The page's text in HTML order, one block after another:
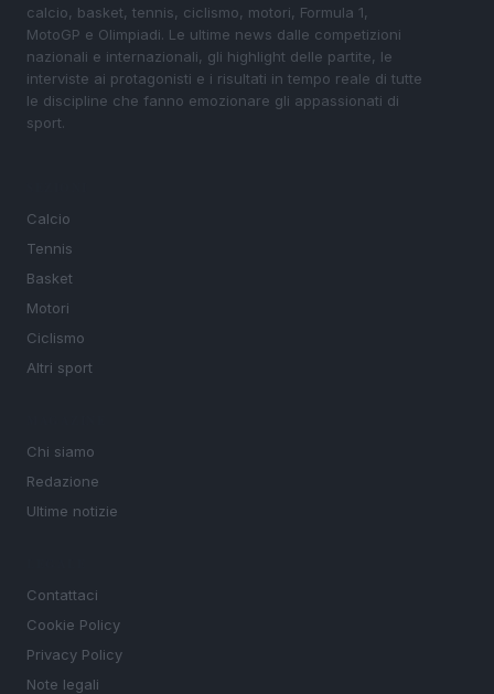
calcio, basket, tennis, ciclismo, motori, Formula 1,
MotoGP e Olimpiadi. Le ultime news dalle competizioni
nazionali e internazionali, gli highlight delle partite, le
interviste ai protagonisti e i risultati in tempo reale di tutte
le discipline che fanno emozionare gli appassionati di
sport.
Calcio
Tennis
Basket
Motori
Ciclismo
Altri sport
Chi siamo
Redazione
Ultime notizie
Contattaci
Cookie Policy
Privacy Policy
Note legali